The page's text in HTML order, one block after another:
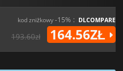
kod zniżkowy-15% : DLCOMPARE
193.60zł 164.56ZŁ